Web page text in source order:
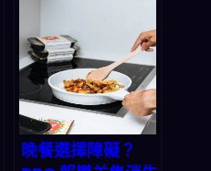
晚餐選擇障礙？